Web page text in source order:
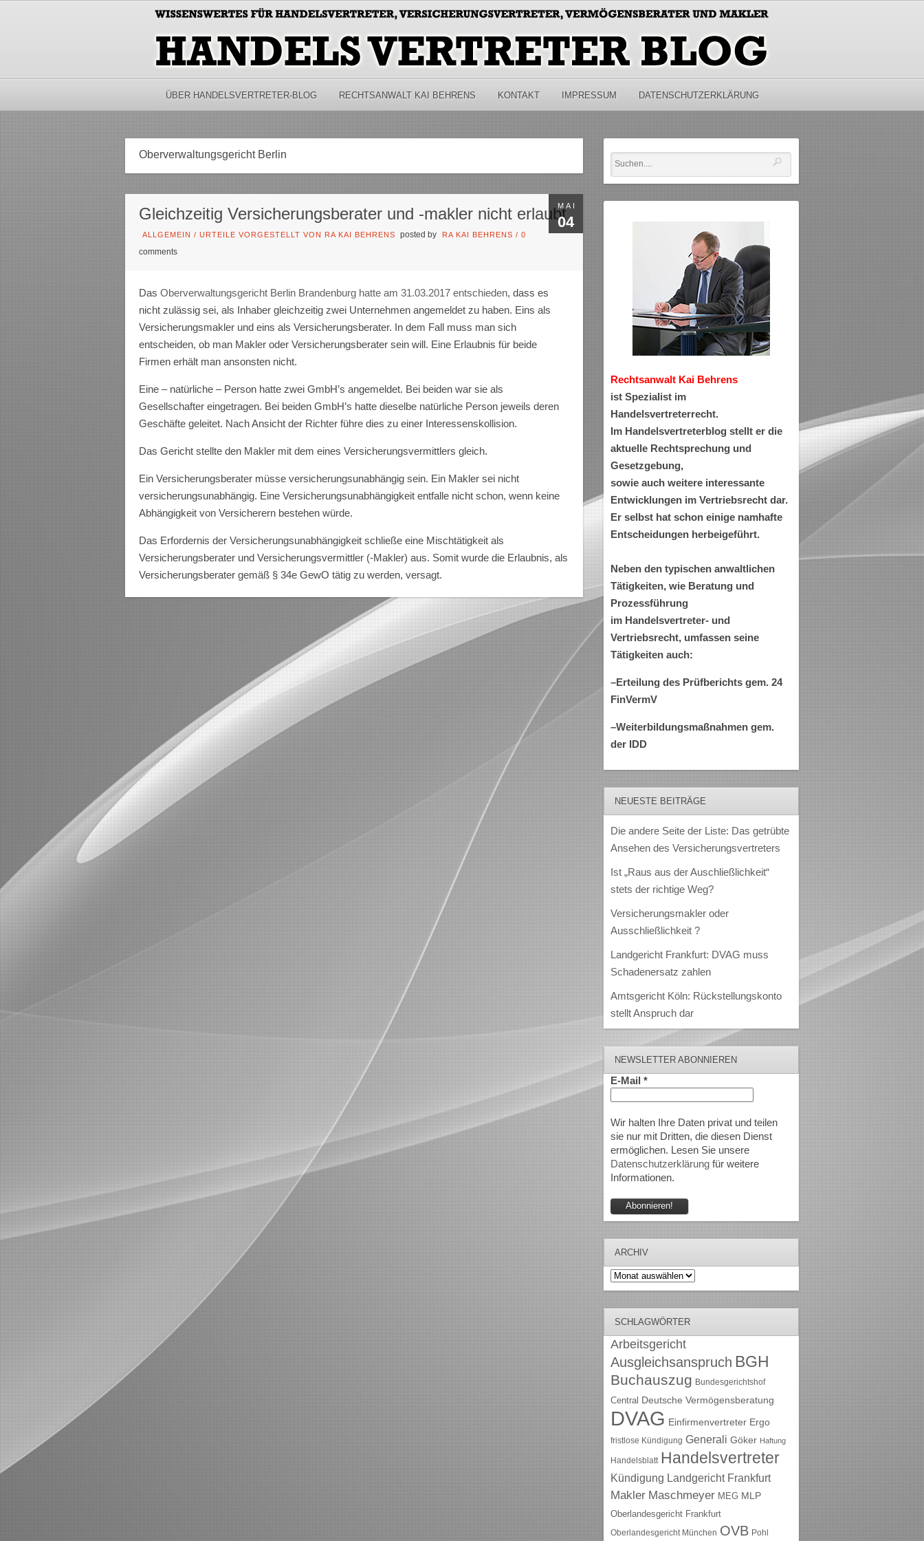
ÜBER HANDELSVERTRETER-BLOG RECHTSANWALT KAI BEHRENS KONTAKT IMPRESSUM DATENSCHUTZERKLÄRUNG
Oberverwaltungsgericht Berlin
MAI
04
Gleichzeitig Versicherungsberater und -makler nicht erlaubt
ALLGEMEIN / URTEILE VORGESTELLT VON RA KAI BEHRENS posted by RA KAI BEHRENS / 0
comments
Das Oberverwaltungsgericht Berlin Brandenburg hatte am 31.03.2017 entschieden, dass es
nicht zulässig sei, als Inhaber gleichzeitig zwei Unternehmen angemeldet zu haben. Eins als
Versicherungsmakler und eins als Versicherungsberater. In dem Fall muss man sich
entscheiden, ob man Makler oder Versicherungsberater sein will. Eine Erlaubnis für beide
Firmen erhält man ansonsten nicht.
Eine – natürliche – Person hatte zwei GmbH’s angemeldet. Bei beiden war sie als
Gesellschafter eingetragen. Bei beiden GmbH’s hatte dieselbe natürliche Person jeweils deren
Geschäfte geleitet. Nach Ansicht der Richter führe dies zu einer Interessenskollision.
Das Gericht stellte den Makler mit dem eines Versicherungsvermittlers gleich.
Ein Versicherungsberater müsse versicherungsunabhängig sein. Ein Makler sei nicht
versicherungsunabhängig. Eine Versicherungsunabhängigkeit entfalle nicht schon, wenn keine
Abhängigkeit von Versicherern bestehen würde.
Das Erfordernis der Versicherungsunabhängigkeit schließe eine Mischtätigkeit als
Versicherungsberater und Versicherungsvermittler (-Makler) aus. Somit wurde die Erlaubnis, als
Versicherungsberater gemäß § 34e GewO tätig zu werden, versagt.
Rechtsanwalt Kai Behrens
ist Spezialist im
Handelsvertreterrecht.
Im Handelsvertreterblog stellt er die
aktuelle Rechtsprechung und
Gesetzgebung,
sowie auch weitere interessante
Entwicklungen im Vertriebsrecht dar.
Er selbst hat schon einige namhafte
Entscheidungen herbeigeführt.
Neben den typischen anwaltlichen
Tätigkeiten, wie Beratung und
Prozessführung
im Handelsvertreter- und
Vertriebsrecht, umfassen seine
Tätigkeiten auch:
–Erteilung des Prüfberichts gem. 24
FinVermV
–Weiterbildungsmaßnahmen gem.
der IDD
NEUESTE BEITRÄGE
Die andere Seite der Liste: Das getrübte
Ansehen des Versicherungsvertreters
Ist „Raus aus der Auschließlichkeit“
stets der richtige Weg?
Versicherungsmakler oder
Ausschließlichkeit ?
Landgericht Frankfurt: DVAG muss
Schadenersatz zahlen
Amtsgericht Köln: Rückstellungskonto
stellt Anspruch dar
NEWSLETTER ABONNIEREN
E-Mail *
Wir halten Ihre Daten privat und teilen
sie nur mit Dritten, die diesen Dienst
ermöglichen. Lesen Sie unsere
Datenschutzerklärungfür weitere
Informationen.
ARCHIV
Archiv
SCHLAGWÖRTER
Arbeitsgericht
Ausgleichsanspruch BGH
Buchauszug Bundesgerichtshof
Central Deutsche Vermögensberatung
DVAG Einfirmenvertreter Ergo
fristlose Kündigung Generali Göker Haftung
Handelsblatt Handelsvertreter
Kündigung Landgericht Frankfurt
Makler Maschmeyer MEG MLP
Oberlandesgericht Frankfurt
Oberlandesgericht München OVB Pohl